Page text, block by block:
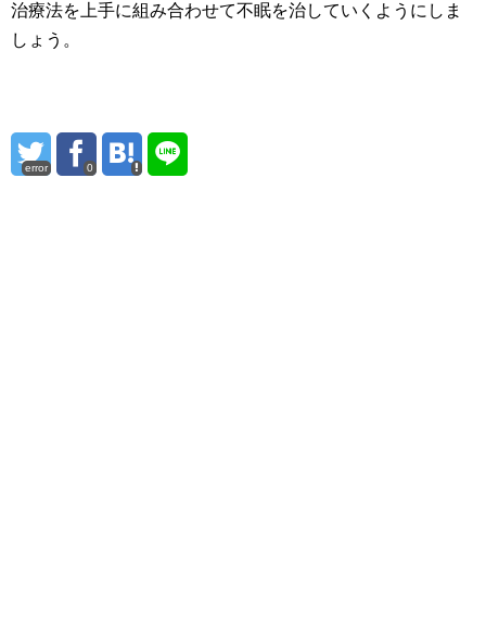
治療法を上手に組み合わせて不眠を治していくようにしま
しょう。
error 0